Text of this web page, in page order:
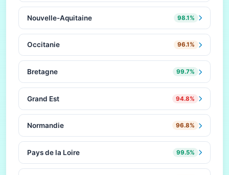
Nouvelle-Aquitaine 98.1%
Occitanie 96.1%
Bretagne 99.7%
Grand Est 94.8%
Normandie 96.8%
Pays de la Loire 99.5%